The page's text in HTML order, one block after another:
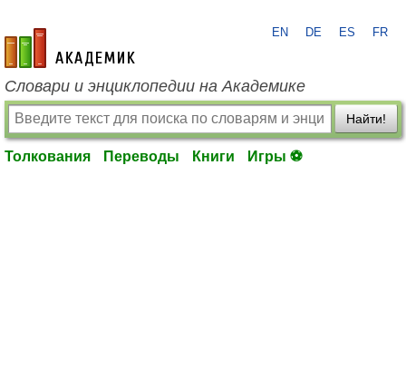
academic.ru
EN DE ES FR
Словари и энциклопедии на Академике
Найти!
Толкования Переводы Книги Игры ⚽